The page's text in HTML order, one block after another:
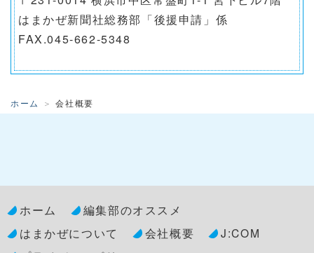
はまかぜ新聞社総務部「後援申請」係
FAX.045-662-5348
ホーム 会社概要
ホーム
編集部のオススメ
はまかぜについて
会社概要
J:COM